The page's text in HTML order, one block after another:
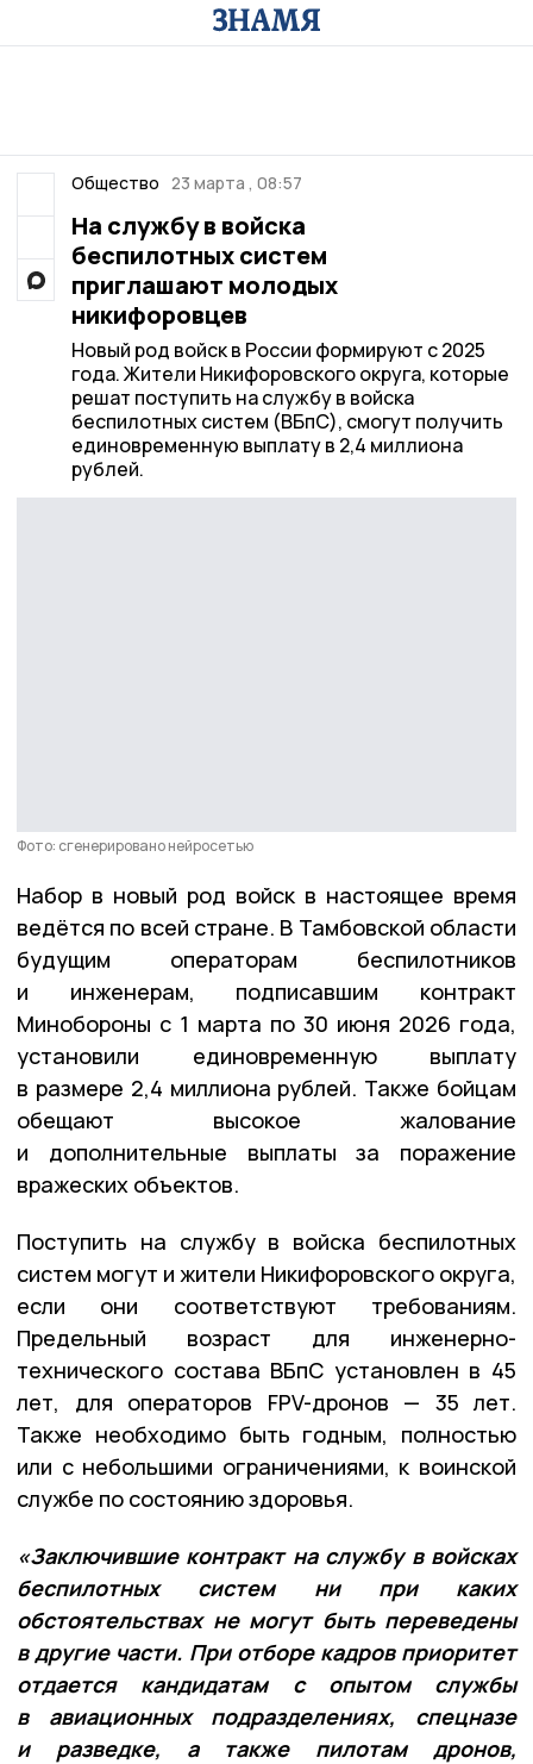
Общество 23 марта , 08:57
На службу в войска
беспилотных систем
приглашают молодых
никифоровцев
Новый род войск в России формируют с 2025
года. Жители Никифоровского округа, которые
решат поступить на службу в войска
беспилотных систем (ВБпС), смогут получить
единовременную выплату в 2,4 миллиона
рублей.
Фото: сгенерировано нейросетью
Набор в новый род войск в настоящее время
ведётся по всей стране. В Тамбовской области
будущим операторам беспилотников
и инженерам, подписавшим контракт
Минобороны с 1 марта по 30 июня 2026 года,
установили единовременную выплату
в размере 2,4 миллиона рублей. Также бойцам
обещают высокое жалование
и дополнительные выплаты за поражение
вражеских объектов.
Поступить на службу в войска беспилотных
систем могут и жители Никифоровского округа,
если они соответствуют требованиям.
Предельный возраст для инженерно-
технического состава ВБпС установлен в 45
лет, для операторов FPV-дронов — 35 лет.
Также необходимо быть годным, полностью
или с небольшими ограничениями, к воинской
службе по состоянию здоровья.
«Заключившие контракт на службу в войсках
беспилотных систем ни при каких
обстоятельствах не могут быть переведены
в другие части. При отборе кадров приоритет
отдается кандидатам с опытом службы
в авиационных подразделениях, спецназе
и разведке, а также пилотам дронов,